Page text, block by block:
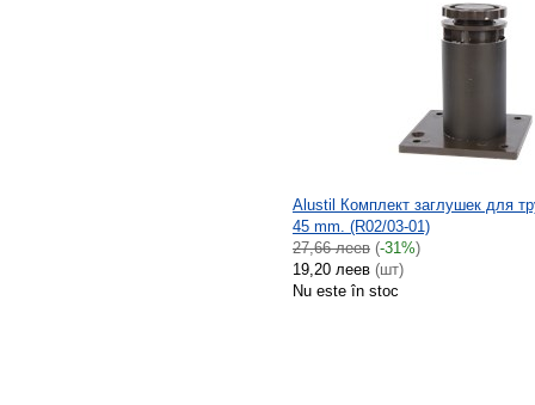
Alustil Комплект заглушек для
45 mm. (R02/03-01)
27,66 леев (-31%)
19,20 леев (шт)
Nu este în stoc